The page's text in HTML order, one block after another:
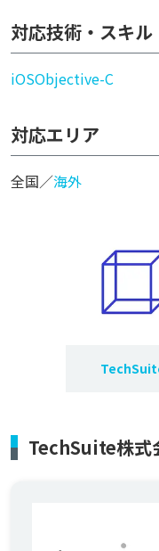
対応技術・スキル
iOSObjective-C
対応エリア
全国／海外
TechSuite株式